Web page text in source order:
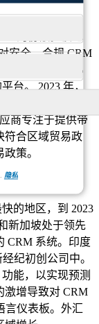
隐私
的份额。该地
安全、合规 CRM
些市场中 52%
台。 2023 年，
绪分析和高级欺
商专注于提供带
符合区域贸易政
策。
的地区，到 2023
新加坡处于领先
CRM 系统。印度
纪初创公司中。
能，以实现预测
激增导致对 CRM
言仪表板。外汇